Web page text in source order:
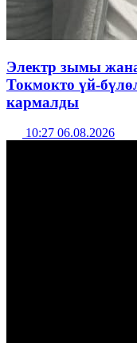
Электр зымы
Токмокто үй-
кармалды
10:27 06.08.2026